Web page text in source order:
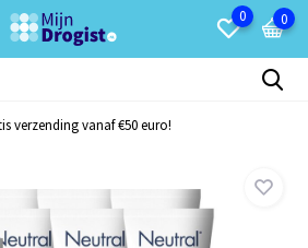
0 0
verzending vanaf €50 euro!